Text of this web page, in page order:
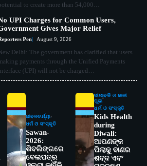
to create more than 54,000…
UPI Charges for Common Users,
Gives Major Relief
Pen August 9, 2026
Delhi: The government has clarified that users
payments through the Unified Payments
(UPI) will not be charged…
ଜୀବନଚର୍ଯ୍ୟା
ଧର୍ମ ଓ ସଂସ୍କୃତି
Sawan-
2026:
ଶିବଲିଙ୍ଗରେ
ବେଲପତ୍ର
ଦୀପାବଳି ଓ କାଳୀ
ପୂଜା
ଧର୍ମ ଓ ସଂସ୍କୃତି
Kids Health
during
Diwali:
ଆପଣଙ୍କ
ପିଲାକୁ ବାଣର
ଶବ୍ଦ ଏବଂ